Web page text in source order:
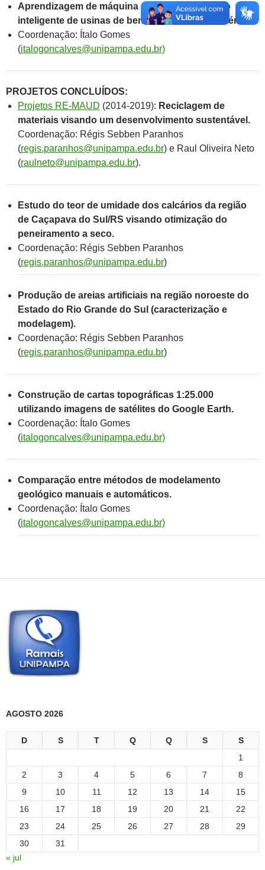
Aprendizagem de máquina para gerenciamento
inteligente de usinas de beneficiamento de minérios
Coordenação: Ítalo Gomes
(italogoncalves@unipampa.edu.br)
PROJETOS CONCLUÍDOS:
Projetos RE-MAUD (2014-2019): Reciclagem de
materiais visando um desenvolvimento sustentável.
Coordenação: Régis Sebben Paranhos
(regis.paranhos@unipampa.edu.br) e Raul Oliveira Neto
(raulneto@unipampa.edu.br).
Estudo do teor de umidade dos calcários da região
de Caçapava do Sul/RS visando otimização do
peneiramento a seco.
Coordenação: Régis Sebben Paranhos
(regis.paranhos@unipampa.edu.br)
Produção de areias artificiais na região noroeste do
Estado do Rio Grande do Sul (caracterização e
modelagem).
Coordenação: Régis Sebben Paranhos
(regis.paranhos@unipampa.edu.br)
Construção de cartas topográficas 1:25.000
utilizando imagens de satélites do Google Earth.
Coordenação: Ítalo Gomes
(italogoncalves@unipampa.edu.br)
Comparação entre métodos de modelamento
geológico manuais e automáticos.
Coordenação: Ítalo Gomes
(italogoncalves@unipampa.edu.br)
AGOSTO 2026
D S T Q Q S
S
1
2
3 4 5 6 7
8
9
10 11 12 13 14
15
16
17 18 19 20 21
22
23
24 25 26 27 28
29
30
31
« jul